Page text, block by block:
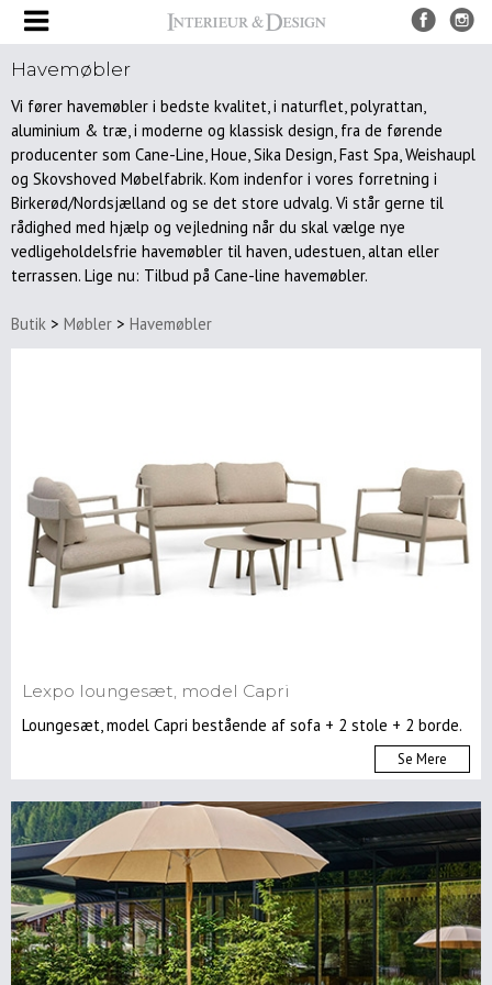
Havemøbler
Vi fører havemøbler i bedste kvalitet, i naturflet, polyrattan,
aluminium & træ, i moderne og klassisk design, fra de førende
producenter som Cane-Line, Houe, Sika Design, Fast Spa, Weishaupl
og Skovshoved Møbelfabrik. Kom indenfor i vores forretning i
Birkerød/Nordsjælland og se det store udvalg. Vi står gerne til
rådighed med hjælp og vejledning når du skal vælge nye
vedligeholdelsfrie havemøbler til haven, udestuen, altan eller
terrassen. Lige nu: Tilbud på Cane-line havemøbler.
Butik > Møbler > Havemøbler
Lexpo loungesæt, model Capri
Loungesæt, model Capri bestående af sofa + 2 stole + 2 borde.
Se Mere
Produkter
UDSALG
Nye
produkter
Møbler
Borde
Spiseborde
Sofaborde
&
Spisebordsstole
Lænestole
Kontorstole
Skamler
Sofaer
Reoler
opbevaring
Musik
&
Hifimøbler
Skriveborde
&
konsoller
Entre
møbler